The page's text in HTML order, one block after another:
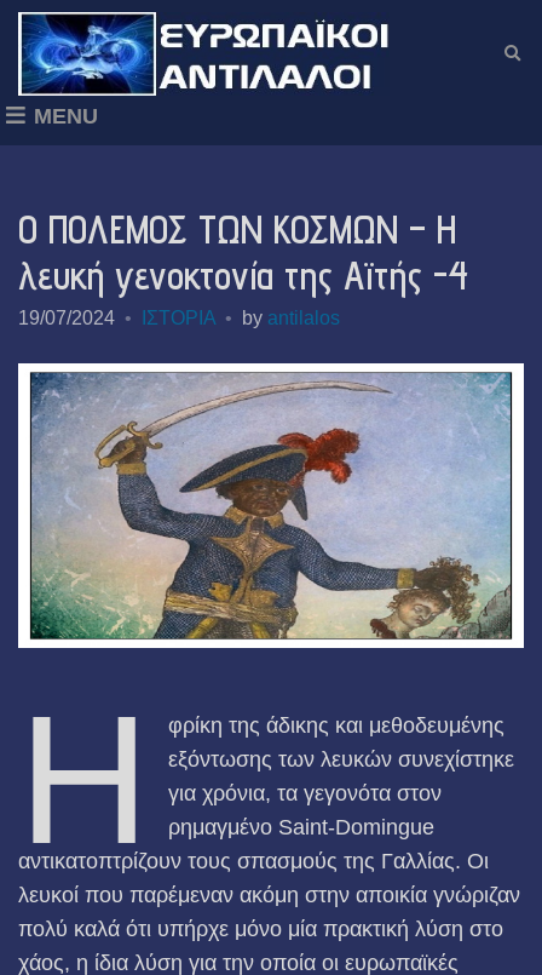
n
MENU
Ο ΠΟΛΕΜΟΣ ΤΩΝ ΚΟΣΜΩΝ – Η
λευκή γενοκτονία της Αϊτής -4
19/07/2024 ΙΣΤΟΡΙΑ by antilalos
Η
φρίκη της άδικης και μεθοδευμένης
εξόντωσης των λευκών συνεχίστηκε
για χρόνια, τα γεγονότα στον
ρημαγμένο Saint-Domingue
αντικατοπτρίζουν τους σπασμούς της Γαλλίας. Οι
λευκοί που παρέμεναν ακόμη στην αποικία γνώριζαν
πολύ καλά ότι υπήρχε μόνο μία πρακτική λύση στο
χάος, η ίδια λύση για την οποία οι ευρωπαϊκές